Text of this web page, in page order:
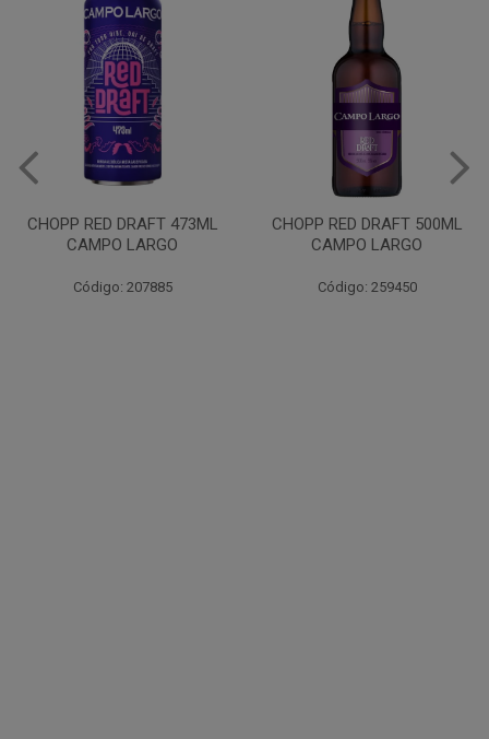
CHOPP RED DRAFT 500ML
CAMPO LARGO
Código: 259450
VINHO JURUPINGA DINALLE
975ML BCO